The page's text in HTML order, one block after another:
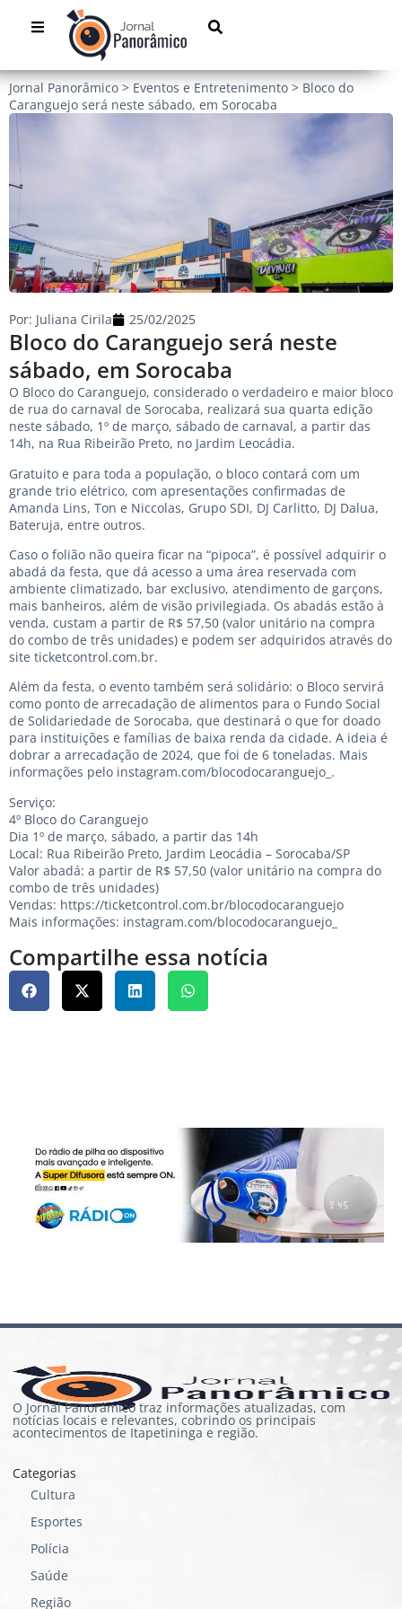
Jornal Panorâmico > Eventos e Entretenimento > Bloco do
Caranguejo será neste sábado, em Sorocaba
Bloco do Caranguejo será neste
sábado, em Sorocaba
Por: Juliana Cirila 25/02/2025
O Bloco do Caranguejo, considerado o verdadeiro e maior bloco
de rua do carnaval de Sorocaba, realizará sua quarta edição
neste sábado, 1º de março, sábado de carnaval, a partir das
14h, na Rua Ribeirão Preto, no Jardim Leocádia.
Gratuito e para toda a população, o bloco contará com um
grande trio elétrico, com apresentações confirmadas de
Amanda Lins, Ton e Niccolas, Grupo SDI, DJ Carlitto, DJ Dalua,
Bateruja, entre outros.
Caso o folião não queira ficar na “pipoca”, é possível adquirir o
abadá da festa, que dá acesso a uma área reservada com
ambiente climatizado, bar exclusivo, atendimento de garçons,
mais banheiros, além de visão privilegiada. Os abadás estão à
venda, custam a partir de R$ 57,50 (valor unitário na compra
do combo de três unidades) e podem ser adquiridos através do
site ticketcontrol.com.br.
Além da festa, o evento também será solidário: o Bloco servirá
como ponto de arrecadação de alimentos para o Fundo Social
de Solidariedade de Sorocaba, que destinará o que for doado
para instituições e famílias de baixa renda da cidade. A ideia é
dobrar a arrecadação de 2024, que foi de 6 toneladas. Mais
informações pelo instagram.com/blocodocaranguejo_.
Serviço:
4º Bloco do Caranguejo
Dia 1º de março, sábado, a partir das 14h
Local: Rua Ribeirão Preto, Jardim Leocádia – Sorocaba/SP
Valor abadá: a partir de R$ 57,50 (valor unitário na compra do
combo de três unidades)
Vendas: https://ticketcontrol.com.br/blocodocaranguejo
Mais informações: instagram.com/blocodocaranguejo_
Compartilhe essa notícia
O Jornal Panorâmico traz informações atualizadas, com
notícias locais e relevantes, cobrindo os principais
acontecimentos de Itapetininga e região.
Categorias
Cultura
Esportes
Polícia
Saúde
Região